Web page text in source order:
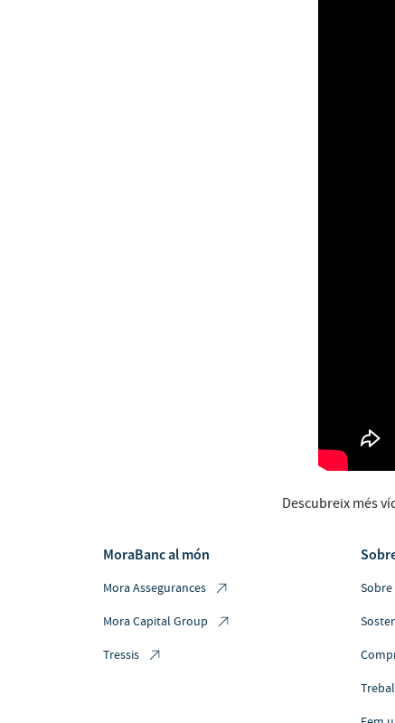
Descubreix més
MoraBanc al món
Mora Assegurances
Mora Capital Group
Tressis